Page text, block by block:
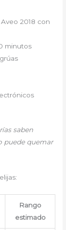
2018 con
minutos
saben
puede quemar
Rango
estimado